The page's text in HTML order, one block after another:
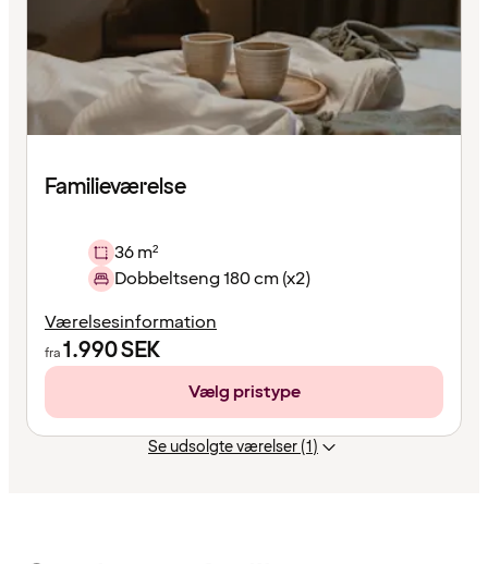
Familieværelse
36 m²
Dobbeltseng 180 cm (x2)
Værelsesinformation
fra1.990SEK
Vælg pristype
Se udsolgte værelser (1)